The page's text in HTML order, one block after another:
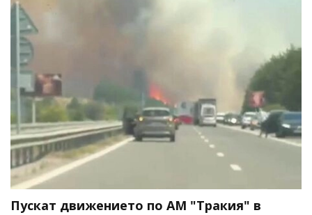
Пускат движението по АМ "Тракия" в